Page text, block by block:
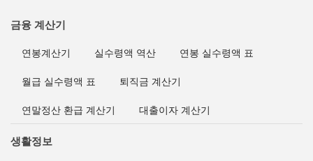
금융 계산기
연봉계산기 실수령액 역산 연봉 실수령액 표
월급 실수령액 표 퇴직금 계산기
연말정산 환급 계산기 대출이자 계산기
생활정보